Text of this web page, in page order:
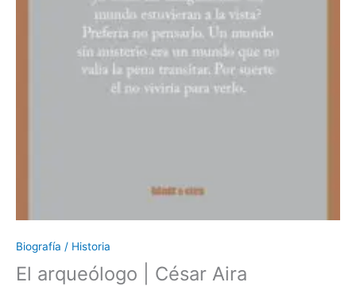
Biografía / Historia
El arqueólogo | César Aira